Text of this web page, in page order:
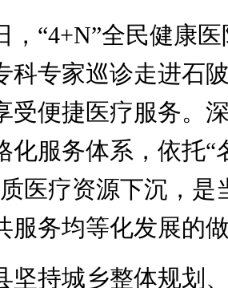
“4+N”全民健康医
科专家巡诊走进石
受便捷医疗服务。
化服务体系，依托“
医疗资源下沉，是
服务均等化发展的
持城乡整体规划、